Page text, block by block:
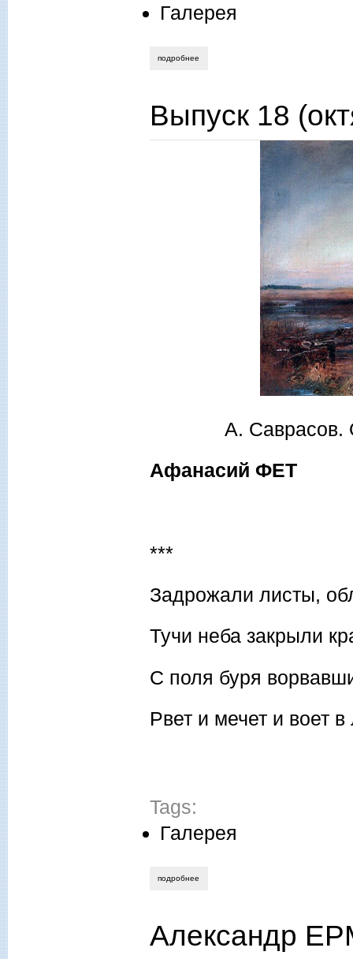
Галерея
подробнее
Выпуск 18
А. Саврасов.
Афанасий ФЕТ
***
Задрожали листы,
Тучи неба закрыли
С поля буря
Рвет и мечет и воет в
Tags:
Галерея
подробнее
Александр